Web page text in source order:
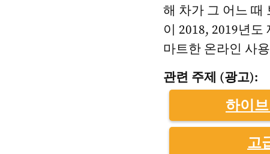
해 차가 그 어느 때
이 2018, 2019년
마트한 온라인 사
관련 주제 (광고):
하이
고